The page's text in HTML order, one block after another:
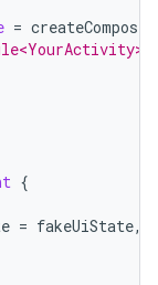
=
{
= fakeUiState,